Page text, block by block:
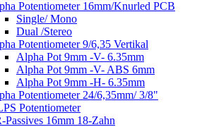
Potentiometer 16mm/Knurled PCB
Single/ Mono
Dual /Stereo
Potentiometer 9/6,35 Vertikal
Alpha Pot 9mm -V- 6.35mm
Alpha Pot 9mm -V- ABS 6mm
Alpha Pot 9mm -H- 6.35mm
Potentiometer 24/6,35mm/ 3/8"
Potentiometer
Passives 16mm 18-Zahn